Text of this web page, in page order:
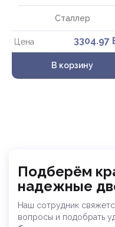
Сталлер
Цена 3304.97
В корзину
Подберём
надежные
Наш сотрудник
вопросы и подобрать